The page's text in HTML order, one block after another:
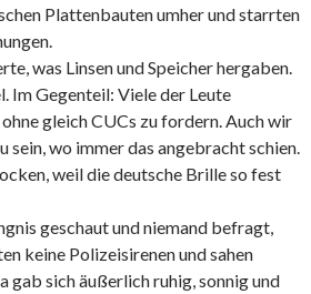
Plattenbauten umher und starrten
was Linsen und Speicher hergaben.
Im Gegenteil: Viele der Leute
gleich CUCs zu fordern. Auch wir
sein, wo immer das angebracht schien.
weil die deutsche Brille so fest
geschaut und niemand befragt,
keine Polizeisirenen und sahen
gab sich äußerlich ruhig, sonnig und